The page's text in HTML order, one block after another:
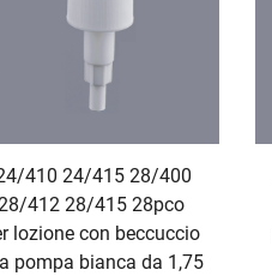
410 24/415 28/400
412 28/415 28pco
lozione con beccuccio
pompa bianca da 1,75